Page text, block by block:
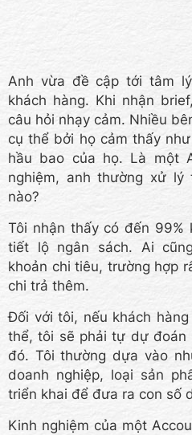
Anh vừa đề cập tới tâm
khách hàng. Khi nhận
câu hỏi nhạy cảm. Nhiều
cụ thể bởi họ cảm thấy
hầu bao của họ. Là một
nghiệm, anh thường xử
nào?
Tôi nhận thấy có đến 99%
tiết lộ ngân sách. Ai
khoản chi tiêu, trường hợp
chi trả thêm.
Đối với tôi, nếu khách
thể, tôi sẽ phải tự dự đoán
đó. Tôi thường dựa vào
doanh nghiệp, loại sản
triển khai để đưa ra con số
Kinh nghiệm của một